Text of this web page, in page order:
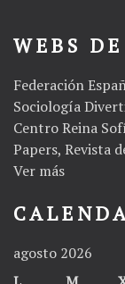
WEBS
Federación
Sociología
Centro Reina
Papers, Revista
Ver más
agosto 2026